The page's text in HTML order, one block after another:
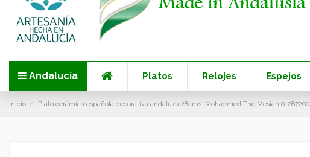
Andalucía Platos Relojes Espejos
Inicio Plato cerámica española decorativa andaluza 28cms. Mohadmed The Mesiah 01287200